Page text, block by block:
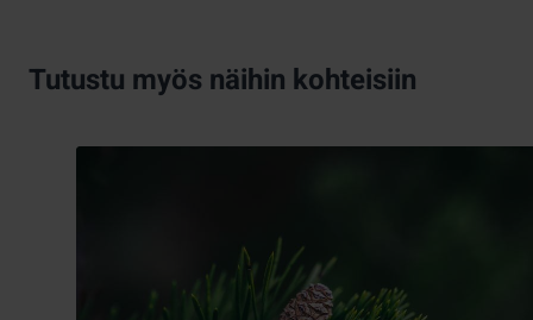
Tutustu myös näihin kohteisiin